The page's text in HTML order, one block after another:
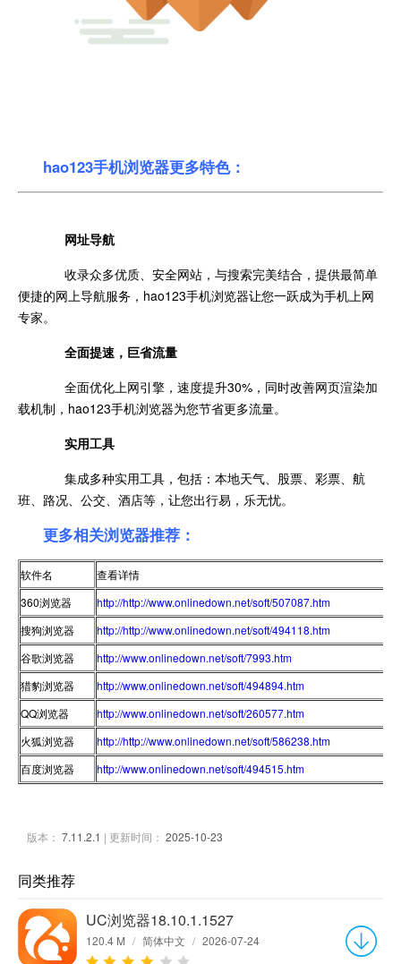
hao123手机浏览器更多特色：
网址导航
收录众多优质、安全网站，与搜索完美结合，提供最简单
便捷的网上导航服务，hao123手机浏览器让您一跃成为手机上网
专家。
全面提速，巨省流量
全面优化上网引擎，速度提升30%，同时改善网页渲染加
载机制，hao123手机浏览器为您节省更多流量。
实用工具
集成多种实用工具，包括：本地天气、股票、彩票、航
班、路况、公交、酒店等，让您出行易，乐无忧。
更多相关浏览器推荐：
软件名
查看详情
360浏览器
http://http://www.onlinedown.net/soft/507087.htm
搜狗浏览器
http://http://www.onlinedown.net/soft/494118.htm
谷歌浏览器
http://www.onlinedown.net/soft/7993.htm
猎豹浏览器
http://www.onlinedown.net/soft/494894.htm
QQ浏览器
http://www.onlinedown.net/soft/260577.htm
火狐浏览器
http://http://www.onlinedown.net/soft/586238.htm
百度浏览器
http://www.onlinedown.net/soft/494515.htm
版本： 7.11.2.1 | 更新时间： 2025-10-23
同类推荐
UC浏览器18.10.1.1527
120.4 M / 简体中文 / 2026-07-24